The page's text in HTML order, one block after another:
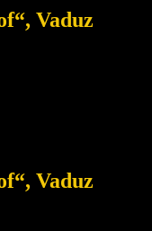
Vaduz
Vaduz